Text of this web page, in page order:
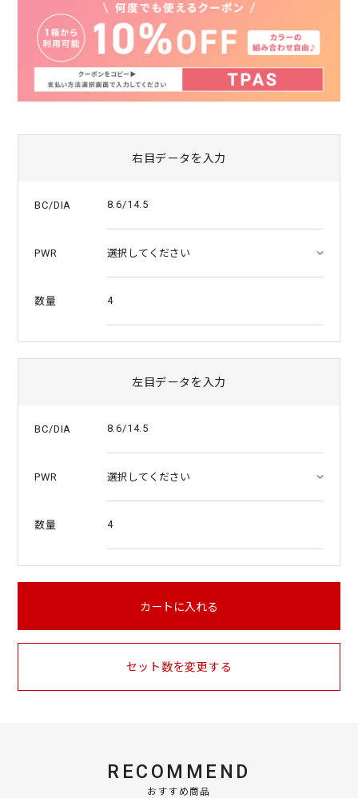
r
t
n
g
右目データを入力
BC/DIA 8.6/14.5
PWR
数量 4
左目データを入力
BC/DIA 8.6/14.5
PWR
数量 4
カートに入れる
セット数を変更する
RECOMMEND
おすすめ商品